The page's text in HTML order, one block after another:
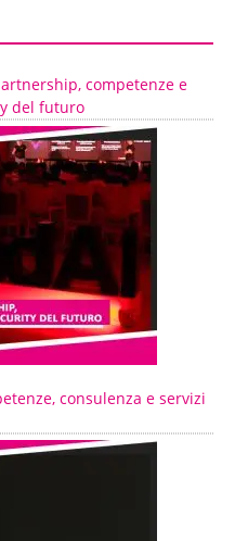
competenze e
del futuro
consulenza e servizi